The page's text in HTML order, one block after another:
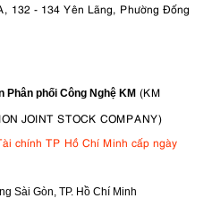
132 - 134 Yên Lãng, Phường Đống
Phân phối Công Nghệ KM (KM
JOINT STOCK COMPANY)
chính TP Hồ Chí Minh cấp ngày
Sài Gòn, TP. Hồ Chí Minh